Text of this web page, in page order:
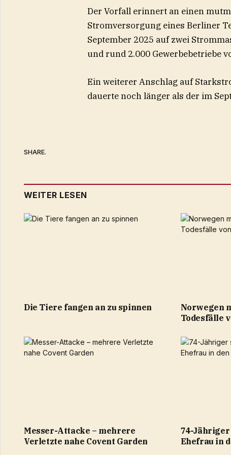
Der Vorfall erinnert an einen
Stromversorgung eines Berliner
September 2025 auf zwei
und rund 2.000 Gewerbebetriebe
Ein weiterer Anschlag auf
dauerte noch länger als der im
SHARE.
WEITER LESEN
Die Tiere fangen an zu spinnen
Norwegen
Todesfälle
Messer-Attacke – mehrere
Verletzte nahe Covent Garden
74-
Ehefrau in